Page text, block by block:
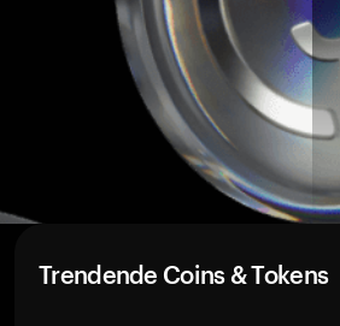
Trendende Coins & Tokens